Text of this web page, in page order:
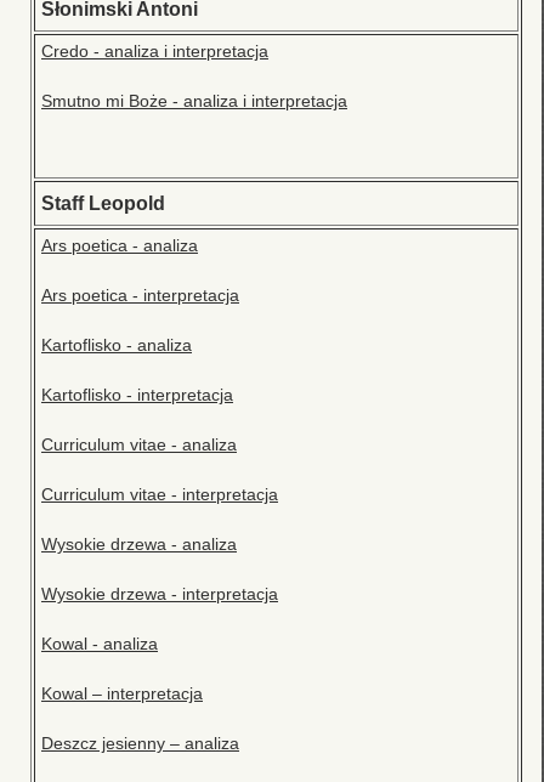
Słonimski Antoni
Credo - analiza i interpretacja
Smutno mi Boże - analiza i interpretacja
Staff Leopold
Ars poetica - analiza
Ars poetica - interpretacja
Kartoflisko - analiza
Kartoflisko - interpretacja
Curriculum vitae - analiza
Curriculum vitae - interpretacja
Wysokie drzewa - analiza
Wysokie drzewa - interpretacja
Kowal - analiza
Kowal – interpretacja
Deszcz jesienny – analiza